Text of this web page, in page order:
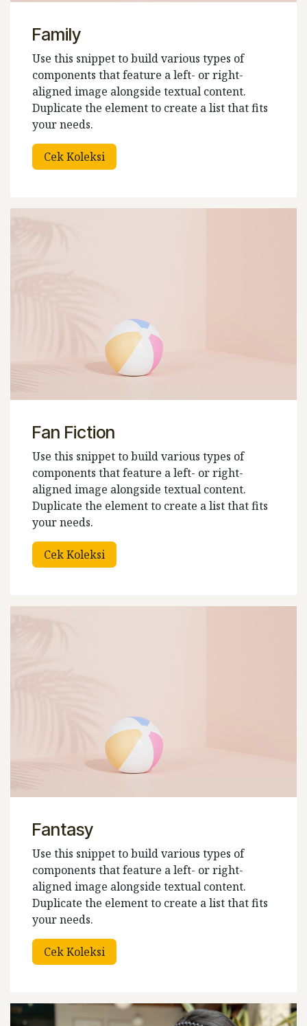
Family
Use this snippet to build various types of
components that feature a left- or right-
aligned image alongside textual content.
Duplicate the element to create a list that fits
your needs.
Cek Koleksi​
Fan Fiction
Use this snippet to build various types of
components that feature a left- or right-
aligned image alongside textual content.
Duplicate the element to create a list that fits
your needs.
Cek Koleksi​
Fantasy
Use this snippet to build various types of
components that feature a left- or right-
aligned image alongside textual content.
Duplicate the element to create a list that fits
your needs.
Cek Koleks​i